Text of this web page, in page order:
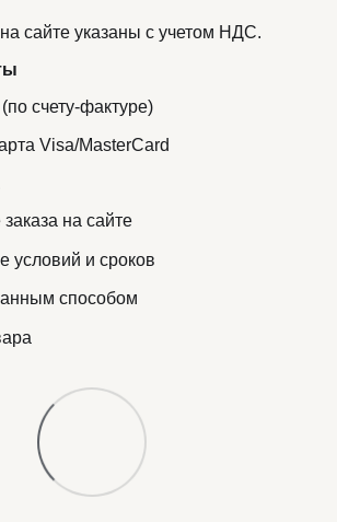
сайте указаны с учетом НДС.
счету-фактуре)
Visa/MasterCard
на сайте
условий и сроков
способом